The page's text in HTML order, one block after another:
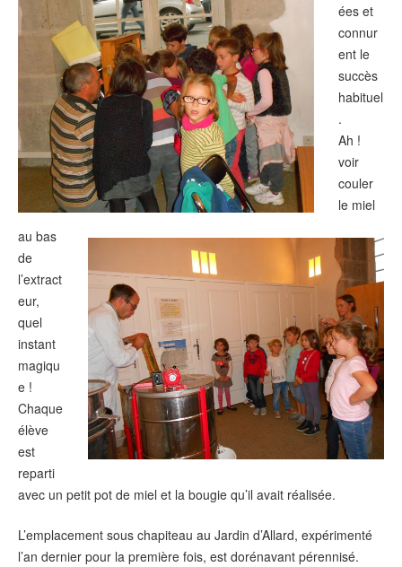
ées et
connur
ent le
succès
habituel
.
Ah !
voir
couler
le miel
au bas
de
l’extract
eur,
quel
instant
magiqu
e !
Chaque
élève
est
reparti
avec un petit pot de miel et la bougie qu’il avait réalisée.
L’emplacement sous chapiteau au Jardin d’Allard, expérimenté
l’an dernier pour la première fois, est dorénavant pérennisé.